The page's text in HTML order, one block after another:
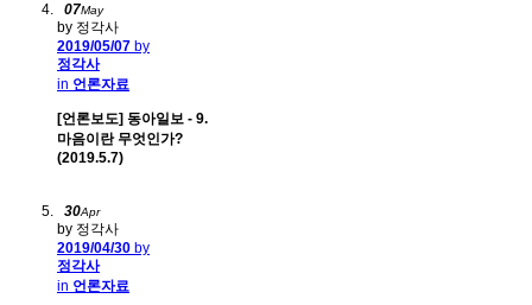
07May
by 정각사
2019/05/07 by
정각사
in 언론자료
[언론보도] 동아일보 - 9.
마음이란 무엇인가?
(2019.5.7)
30Apr
by 정각사
2019/04/30 by
정각사
in 언론자료